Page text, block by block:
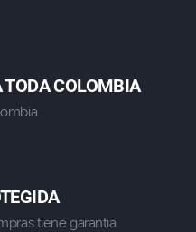
COLOMBIA
.
tiene garantia